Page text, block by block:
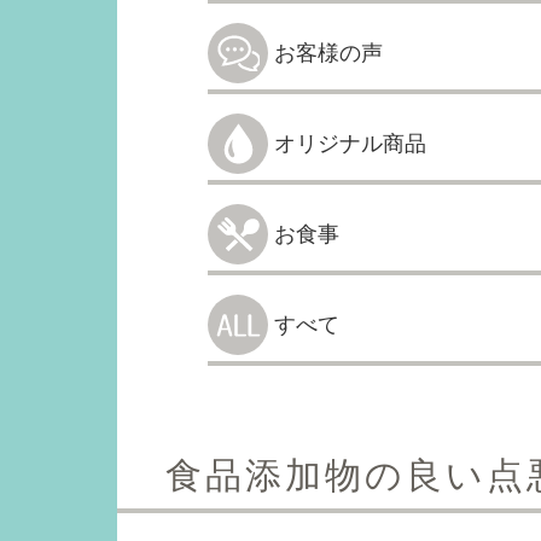
お客様の声
オリジナル商品
お食事
すべて
食品添加物の良い点